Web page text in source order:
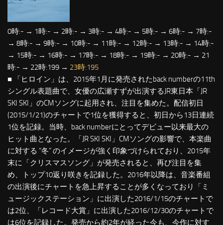
0時:- → 1時:- → 2時:- → 3時:- → 4時:- → 5時:- → 6時:- → 7時:-
→ 8時:- → 9時:- → 10時:- → 11時:- → 12時:- → 13時:- → 14時:-
→ 15時:- → 16時:- → 17時:- → 18時:- → 19時:- → 20時:- → 21
時:- → 22時:199 → 23時:195
■ 「ヒロイン」は、2015年1月に発売されたback numberの11th
シングル表題曲で、女優の広瀬すずが出演するJR東日本「JR
SKI SKI」のCMソングに起用され、注目を集めた。配信初日
(2015/1/21)のチャートで1位を獲得すると、初日から13日連続
1位を記録。当時、back numberにとってデビュー以来最大の
ヒット曲となった。「JR SKI SKI」CMソングの影響で、本楽曲
に対する “冬” のイメージが強く印象づけられており、2015年
末に「クリスマスソング」が発売されると、再び注目を集
め、トップ10返り咲きを記録した。2016年以降は、音楽番組
の出演後にチャートを急上昇することが多くなっており「ミ
ュージックステーション」に出演した2016/1/15のチャートで
は2位、「レコード大賞」に出演した2016/12/30のチャートで
は6位を記録した。発売から約2年が経った今も、今作に対す